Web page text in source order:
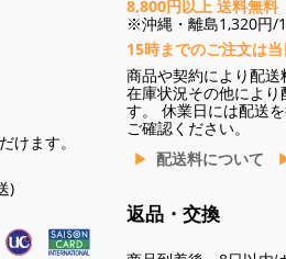
けます。
)
8,800円以上 送料無料
※沖縄・離島1,320円/
15時までのご注文は当
商品や契約により配送
在庫状況その他により
す。 休業日には配送
ご確認ください。
配送料について
返品・交換